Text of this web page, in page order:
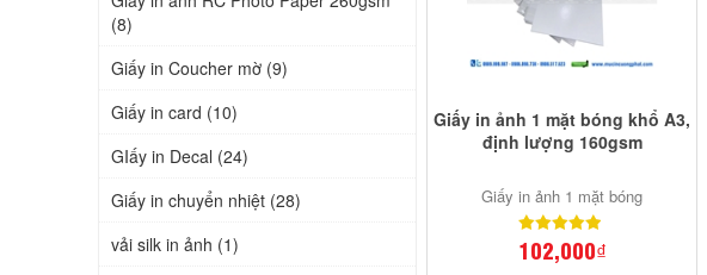
Giấy in ảnh 1 mặt bóng khổ A3,
định lượng 160gsm
Giấy in ảnh 1 mặt bóng
102,000₫
(8)
Giấy in Coucher mờ (9)
Giấy in card (10)
GIấy in Decal (24)
Giấy in chuyển nhiệt (28)
vải silk in ảnh (1)